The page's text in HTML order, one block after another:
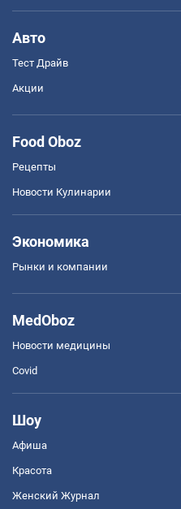
Авто
Тест Драйв
Акции
Food Oboz
Рецепты
Новости Кулинарии
Экономика
Рынки и компании
MedOboz
Новости медицины
Covid
Шоу
Афиша
Красота
Женский Журнал